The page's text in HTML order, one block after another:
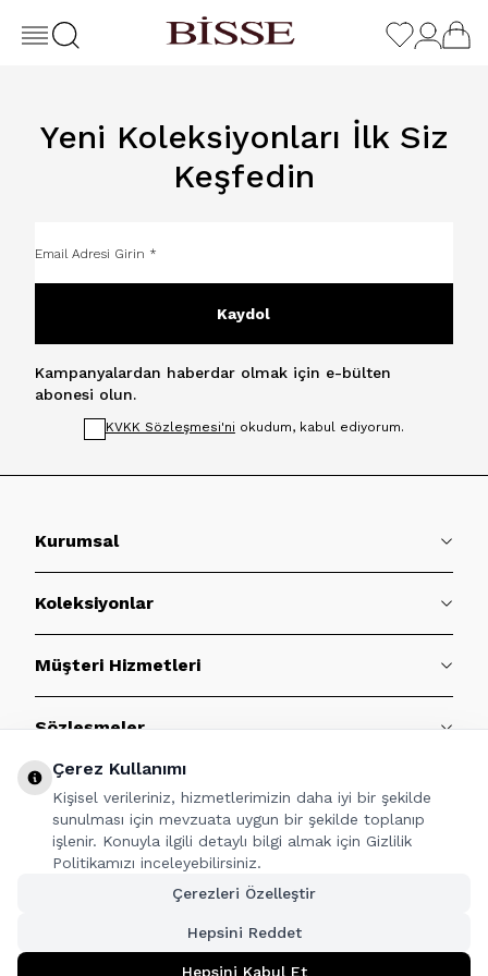
Yeni Koleksiyonları İlk Siz
Keşfedin
Kaydol
Kampanyalardan haberdar olmak için e-bülten
abonesi olun.
KVKK Sözleşmesi'ni okudum, kabul ediyorum.
Kurumsal
Koleksiyonlar
Müşteri Hizmetleri
Sözleşmeler
BİZE ULAŞIN
Çerez Kullanımı
Kişisel verileriniz, hizmetlerimizin daha iyi bir şekilde
sunulması için mevzuata uygun bir şekilde toplanıp
işlenir. Konuyla ilgili detaylı bilgi almak için Gizlilik
Politikamızı inceleyebilirsiniz.
Çerezleri Özelleştir
Hepsini Reddet
Hepsini Kabul Et